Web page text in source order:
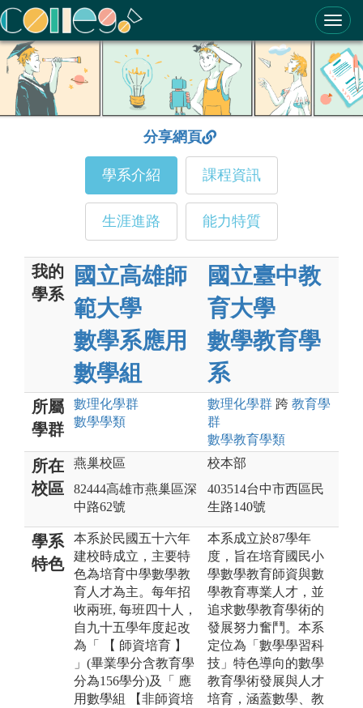
ColleGo! 大學選才與高中育才輔助系統
分享網頁
學系介紹 課程資訊
生涯進路 能力特質
我的
學系
國立高雄師
範大學
數學系應用
數學組
國立臺中教
育大學
數學教育學
系
所屬
學群
數理化學群
數學學類
數理化學群 跨 教育學
群
數學教育學類
所在
校區
燕巢校區
82444高雄市燕巢區深
中路62號
校本部
403514台中市西區民
生路140號
學系
特色
本系於民國五十六年
建校時成立，主要特
色為培育中學數學教
育人才為主。每年招
收兩班, 每班四十人，
自九十五學年度起改
為「 【 師資培育 】
」(畢業學分含教育學
分為156學分)及「 應
用數學組 【非師資培
本系成立於87學年
度，旨在培育國民小
學數學教育師資與數
學教育專業人才，並
追求數學教育學術的
發展努力奮鬥。本系
定位為「數學學習科
技」特色導向的數學
教育學術發展與人才
培育，涵蓋數學、教